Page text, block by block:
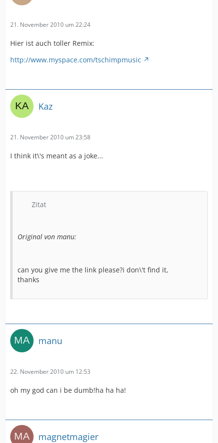
21. November 2010 um 22:24
Hier ist auch toller Remix:
http://www.myspace.com/tschimpmusic
Kaz
21. November 2010 um 23:58
I think it\'s meant as a joke...
Zitat
Original von manu:
can you give me the link please?i don\'t find it,
thanks
manu
22. November 2010 um 12:53
oh my god can i be dumb!ha ha ha!
magnetmagier